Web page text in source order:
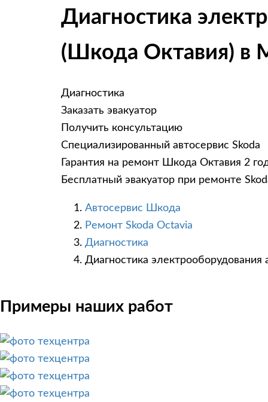
Диагностика
(Шкода Октавия) в
Диагностика
Заказать эвакуатор
Получить консультацию
Специализированный автосервис Skoda
Гарантия на ремонт Шкода Октавия 2
Бесплатный эвакуатор при ремонте
Автосервис Шкода
Ремонт Skoda Octavia
Диагностика
Диагностика электрооборудования
Примеры наших работ